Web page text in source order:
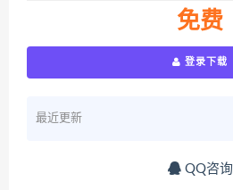
免费
登录下载
最近更新
QQ咨询